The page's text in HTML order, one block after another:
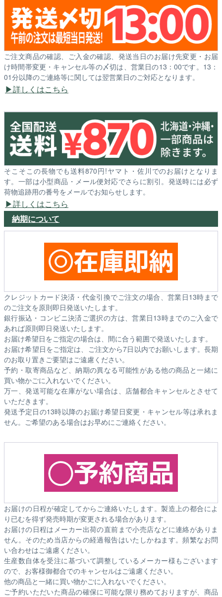
ご注文商品の確認、ご入金の確認、発送当日のお届け先変更・お届
け時間帯変更・キャンセル等の〆切は、営業日の13：00です。13：
01分以降のご連絡等に関しては翌営業日のご対応となります。
詳しくはこちら
そこそこの長物でも送料870円!ヤマト・佐川でのお届けとなりま
す。一部は小型商品・メール便対応でさらに割引。発送時には必ず
荷物追跡用の番号をメールでお知らせします。
詳しくはこちら
納期について
クレジットカード決済・代金引換でご注文の場合、営業日13時まで
のご注文を原則即日発送いたします。
銀行振込・コンビニ決済ご選択の方は、営業日13時までのご入金で
あれば原則即日発送いたします。
お届け希望日をご指定の場合は、間に合う範囲で発送いたします。
お届け希望日をご指定は、ご注文から7日以内でお願いします。長期
のお取り置きご要望はご遠慮ください。
予約・取寄商品など、納期の異なる可能性がある他の商品と一緒に
買い物かごに入れないでください。
万一、発送可能な在庫がない場合は、店舗都合キャンセルとさせて
いただきます。
発送予定日の13時以降のお届け希望日変更・キャンセル等は承れま
せん。ご希望のある場合はお早めにご連絡ください。
お届けの日程が確定してからご連絡いたします。製造上の都合によ
り已むを得ず発売時期が変更される場合があります。
お届けの日程はメーカー出荷の直前まで小売店などに連絡がありま
せん。そのため当店からの経過報告はいたしかねます。頻繁なお問
い合わせはご遠慮ください。
生産数自体を受注に基づいて調整しているメーカー様もございます
ので、お客様御都合でのキャンセルはご遠慮ください。
他の商品と一緒に買い物かごに入れないでください。
ご予約いただいた商品の確保に可能な限り務めておりますが、商品